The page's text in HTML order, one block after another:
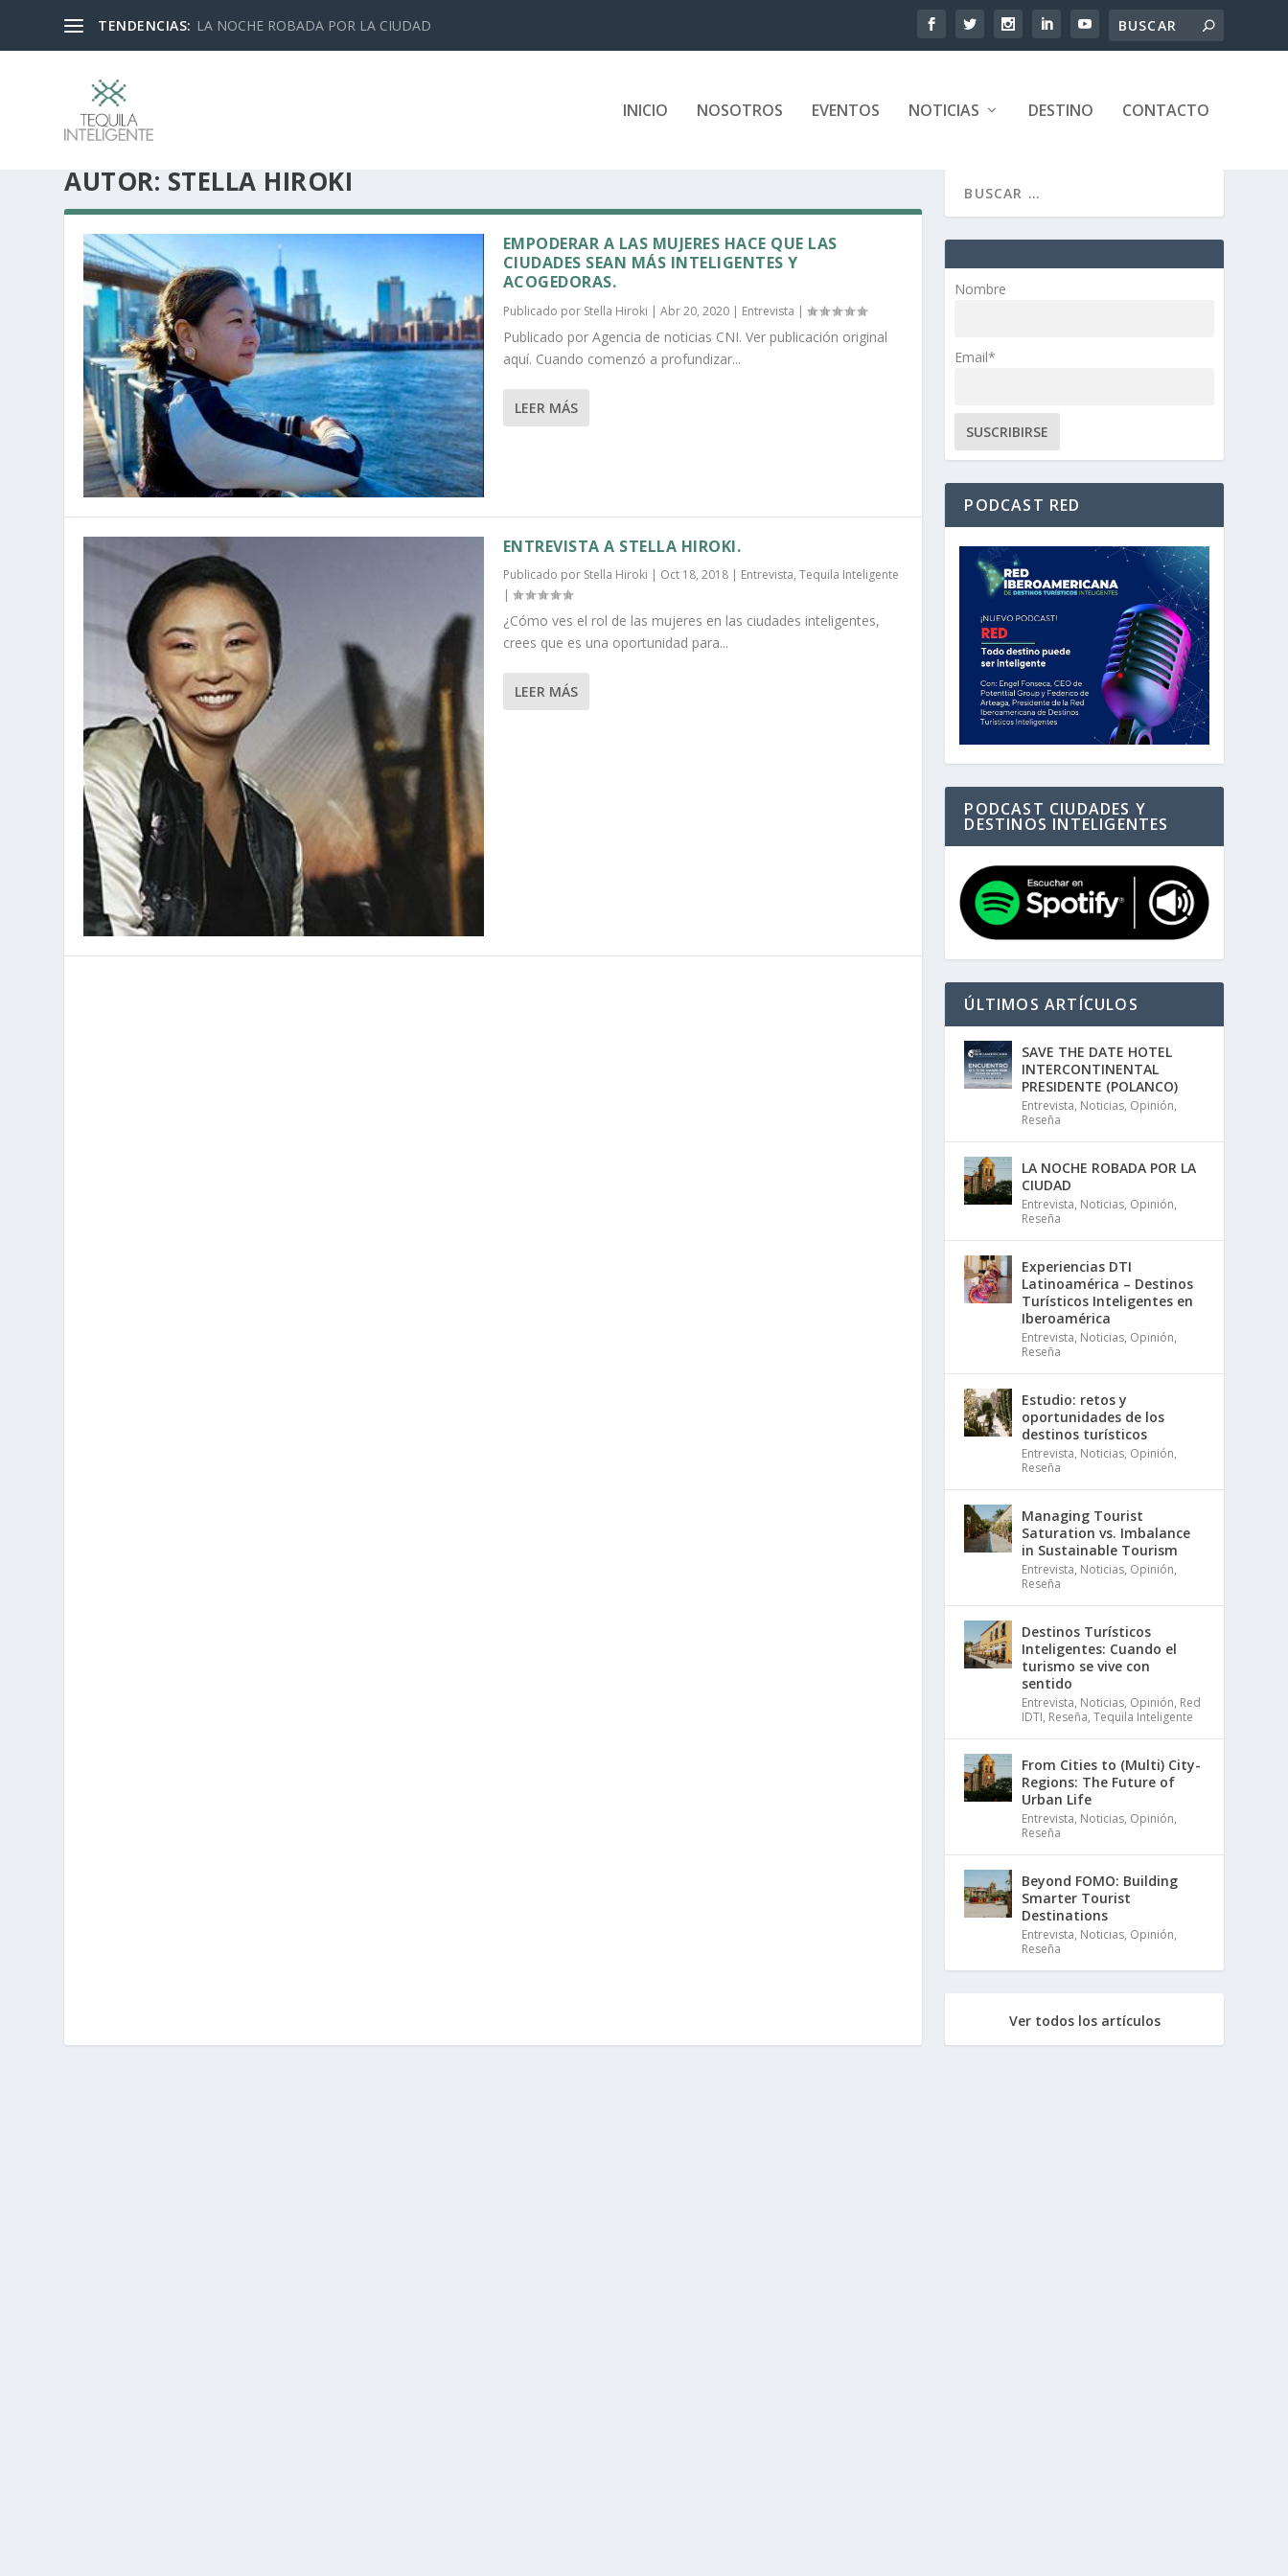
TENDENCIAS: LA NOCHE ROBADA POR LA CIUDAD
INICIO NOSOTROS EVENTOS NOTICIAS DESTINO CONTACTO
AUTOR: STELLA HIROKI
EMPODERAR A LAS MUJERES HACE QUE LAS
CIUDADES SEAN MÁS INTELIGENTES Y
ACOGEDORAS.
Publicado por Stella Hiroki | Abr 20, 2020| Entrevista |
Publicado por Agencia de noticias CNI. Ver publicación original
aquí. Cuando comenzó a profundizar...
LEER MÁS
ENTREVISTA A STELLA HIROKI.
Publicado por Stella Hiroki | Oct 18, 2018| Entrevista, Tequila Inteligente
|
¿Cómo ves el rol de las mujeres en las ciudades inteligentes,
crees que es una oportunidad para...
LEER MÁS
Nombre
Email*
PODCAST RED
PODCAST CIUDADES Y
DESTINOS INTELIGENTES
ÚLTIMOS ARTÍCULOS
SAVE THE DATE HOTEL
INTERCONTINENTAL
PRESIDENTE (POLANCO)
Entrevista, Noticias, Opinión,
Reseña
LA NOCHE ROBADA POR LA
CIUDAD
Entrevista, Noticias, Opinión,
Reseña
Experiencias DTI
Latinoamérica – Destinos
Turísticos Inteligentes en
Iberoamérica
Entrevista, Noticias, Opinión,
Reseña
Estudio: retos y
oportunidades de los
destinos turísticos
Entrevista, Noticias, Opinión,
Reseña
Managing Tourist
Saturation vs. Imbalance
in Sustainable Tourism
Entrevista, Noticias, Opinión,
Reseña
Destinos Turísticos
Inteligentes: Cuando el
turismo se vive con
sentido
Entrevista, Noticias, Opinión, Red
IDTI, Reseña,Tequila Inteligente
From Cities to (Multi) City-
Regions: The Future of
Urban Life
Entrevista, Noticias, Opinión,
Reseña
Beyond FOMO: Building
Smarter Tourist
Destinations
Entrevista, Noticias, Opinión,
Reseña
Ver todos los artículos